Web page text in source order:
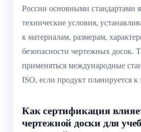
России основными стандартами
технические условия,
к материалам, размерам,
безопасности чертежных досок.
применяться международные
ISO, если продукт планируется
Как сертификация
чертежной доски для